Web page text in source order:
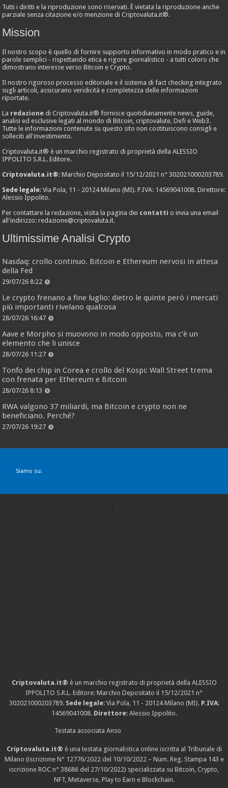
Tutti i diritti e la riproduzione sono riservati. È vietata la riproduzione anche
parziale senza citazione e/o menzione di Criptovaluta.it®.
Mission
Il nostro scopo è quello di fornire supporto informativo in modo pratico e in
parole semplici - rispettando etica e rigore giornalistico - a tutti coloro che
dimostrano interesse verso Bitcoin e Crypto.
Il nostro rigoroso processo editoriale e il sistema di fact checking integrato
sugli articoli, assicurano veridicità e completezza delle informazioni
riportate.
La redazione di Criptovaluta.it® fornisce quotidianamente news, guide,
analisi ed esclusive legati al mondo di Bitcoin, criptovalute, Defi e Web3.
Tutte le informazioni contenute su questo sito non costituiscono consigli e
solleciti all'investimento.
Criptovaluta.it® è un marchio registrato di proprietà della ALESSIO
IPPOLITO S.R.L. Editore.
Criptovaluta.it®: Marchio Depositato il 15/12/2021 n° 302021000203789.
Sede legale: Via Pola, 11 - 20124 Milano (MI). P.IVA: 14569041008. Direttore:
Alessio Ippolito.
Per contattare la redazione, visita la pagina dei contatti o invia una email
all'indirizzo:redazione@criptovaluta.it.
Ultimissime Analisi Crypto
Nasdaq: crollo continuo. Bitcoin e Ethereum nervosi in attesa
della Fed
29/07/26 8:22
Le crypto frenano a fine luglio: dietro le quinte però i mercati
più importanti rivelano qualcosa
28/07/26 16:47
Aave e Morpho si muovono in modo opposto, ma c’è un
elemento che li unisce
28/07/26 11:27
Tonfo dei chip in Corea e crollo del Kospi: Wall Street trema
con frenata per Ethereum e Bitcoin
28/07/26 8:13
RWA valgono 37 miliardi, ma Bitcoin e crypto non ne
beneficiano. Perché?
27/07/26 19:27
Siamo su:
Criptovaluta.it® è un marchio registrato di proprietà della ALESSIO
IPPOLITO S.R.L. Editore: Marchio Depositato il 15/12/2021 n°
302021000203789. Sede legale: Via Pola, 11 - 20124 Milano (MI). P.IVA:
14569041008. Direttore: Alessio Ippolito.
Testata associata Anso
Criptovaluta.it® è una testata giornalistica online iscritta al Tribunale di
Milano (iscrizione N° 12776/2022 del 10/10/2022 – Num. Reg. Stampa 143 e
iscrizione ROC n° 38686 del 27/10/2022) specializzata su Bitcoin, Crypto,
NFT, Metaverse, Play to Earn e Blockchain.